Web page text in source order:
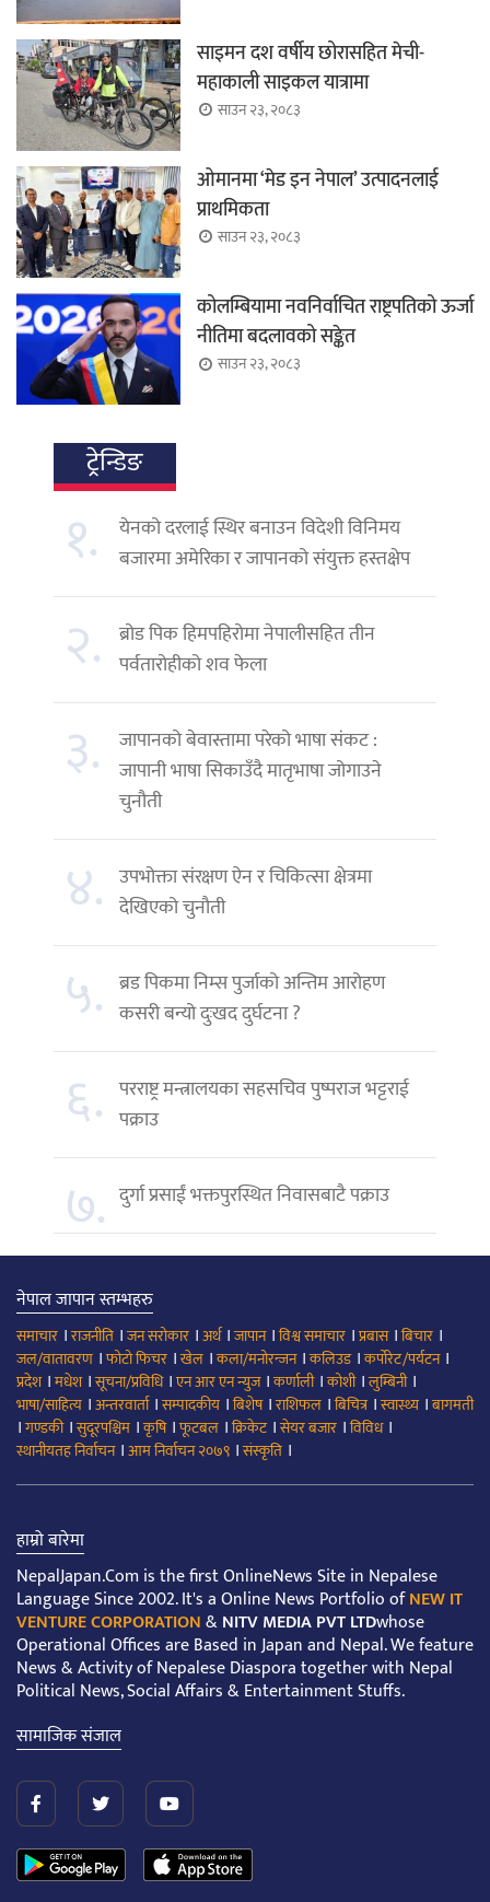
साइमन दश वर्षीय छोरासहित मेची-
महाकाली साइकल यात्रामा
साउन २३, २०८३
ओमानमा ‘मेड इन नेपाल’ उत्पादनलाई
प्राथमिकता
साउन २३, २०८३
कोलम्बियामा नवनिर्वाचित राष्ट्रपतिको ऊर्जा
नीतिमा बदलावको सङ्केत
साउन २३, २०८३
ट्रेन्डिङ
१.
येनको दरलाई स्थिर बनाउन विदेशी विनिमय
बजारमा अमेरिका र जापानको संयुक्त हस्तक्षेप
२. ब्रोड पिक हिमपहिरोमा नेपालीसहित तीन
पर्वतारोहीको शव फेला
३.
जापानको बेवास्तामा परेको भाषा संकट :
जापानी भाषा सिकाउँदै मातृभाषा जोगाउने
चुनौती
४. उपभोक्ता संरक्षण ऐन र चिकित्सा क्षेत्रमा
देखिएको चुनौती
५. ब्रड पिकमा निम्स पुर्जाको अन्तिम आरोहण
कसरी बन्यो दुःखद दुर्घटना ?
६. परराष्ट्र मन्त्रालयका सहसचिव पुष्पराज भट्टराई
पक्राउ
७. दुर्गा प्रसाईं भक्तपुरस्थित निवासबाटै पक्राउ
नेपाल जापान स्तम्भहरु
समाचार ।राजनीति ।जन सरोकार ।अर्थ।जापान।विश्व समाचार ।प्रबास।बिचार ।
जल/वातावरण ।फोटो फिचर ।खेल ।कला/मनोरन्जन।कलिउड।कर्पोरेट/पर्यटन।
प्रदेश।मधेश।सूचना/प्रविधि।एन आर एन न्युज।कर्णाली।कोशी।लुम्बिनी।
भाषा/साहित्य ।अन्तरवार्ता।सम्पादकीय ।बिशेष।राशिफल ।बिचित्र।स्वास्थ्य ।बागमती
।गण्डकी।सुदूरपश्चिम ।कृषि।फूटबल ।क्रिकेट।सेयर बजार ।विविध।
स्थानीयतह निर्वाचन।आम निर्वाचन २०७९ ।संस्कृति ।
हाम्रो बारेमा
NepalJapan.Com is the first OnlineNews Site in Nepalese
Language Since 2002. It's a Online News Portfolio ofNEW IT
VENTURE CORPORATION&NITV MEDIA PVT LTDwhose
Operational Offices are Based in Japan and Nepal. We feature
News & Activity of Nepalese Diaspora together with Nepal
Political News, Social Affairs & Entertainment Stuffs.
सामाजिक संजाल